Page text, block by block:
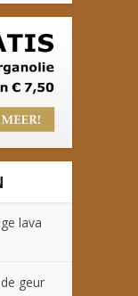
lava
geur